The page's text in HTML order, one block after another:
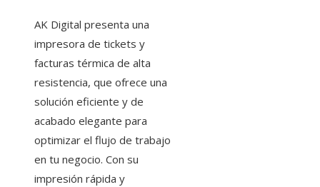
AK Digital presenta una
impresora de tickets y
facturas térmica de alta
resistencia, que ofrece una
solución eficiente y de
acabado elegante para
optimizar el flujo de trabajo
en tu negocio. Con su
impresión rápida y